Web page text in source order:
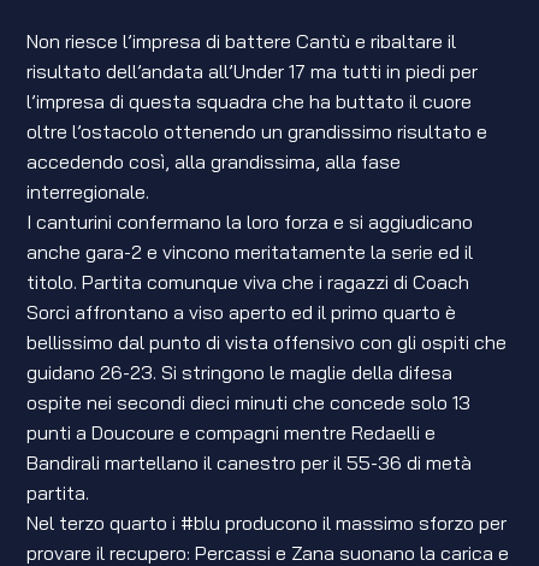
Non riesce l’impresa di battere Cantù e ribaltare il
risultato dell’andata all’Under 17 ma tutti in piedi per
l’impresa di questa squadra che ha buttato il cuore
oltre l’ostacolo ottenendo un grandissimo risultato e
accedendo così, alla grandissima, alla fase
interregionale.
I canturini confermano la loro forza e si aggiudicano
anche gara-2 e vincono meritatamente la serie ed il
titolo. Partita comunque viva che i ragazzi di Coach
Sorci affrontano a viso aperto ed il primo quarto è
bellissimo dal punto di vista offensivo con gli ospiti che
guidano 26-23. Si stringono le maglie della difesa
ospite nei secondi dieci minuti che concede solo 13
punti a Doucoure e compagni mentre Redaelli e
Bandirali martellano il canestro per il 55-36 di metà
partita.
Nel terzo quarto i #blu producono il massimo sforzo per
provare il recupero: Percassi e Zana suonano la carica e